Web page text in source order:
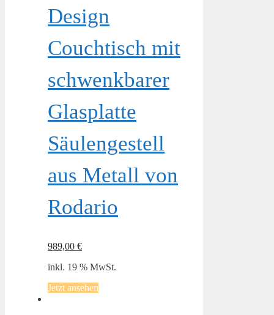
Design
Couchtisch mit
schwenkbarer
Glasplatte
Säulengestell
aus Metall von
Rodario
989,00 €
inkl. 19 % MwSt.
Jetzt ansehen